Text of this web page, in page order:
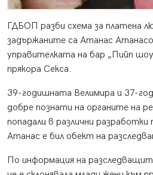
ГДБОП разби схема за платена
задържаните са Атанас
управителката на бар „Пийп
прякора Секса.
39-годишната Велимира и 37-
добре познати на органите на
попадали в различни
Атанас е бил обект на
По информация на